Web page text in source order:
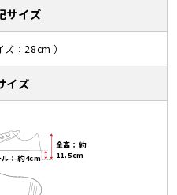
サイズ
：28cm ）
イズ
全高：約
11.5cm
ル：約4cm